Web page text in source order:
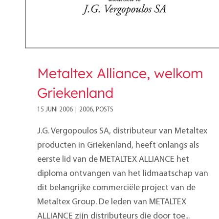
Metaltex Alliance, welkom
Griekenland
15 JUNI 2006 2006, POSTS
J.G. Vergopoulos SA, distributeur van Metaltex
producten in Griekenland, heeft onlangs als
eerste lid van de METALTEX ALLIANCE het
diploma ontvangen van het lidmaatschap van
dit belangrijke commerciële project van de
Metaltex Group. De leden van METALTEX
ALLIANCE zijn distributeurs die door toe...